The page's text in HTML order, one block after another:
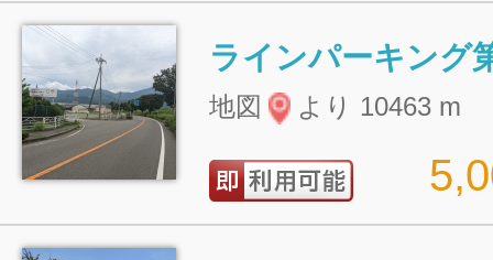
ラインパーキング
地図 より 10463 m